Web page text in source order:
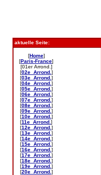
aktuelle Seite:
[Home]
[Paris-France]
[01er Arrond.]
[02e Arrond. ]
[03e Arrond. ]
[04e Arrond. ]
[05e Arrond. ]
[06e Arrond. ]
[07e Arrond. ]
[08e Arrond. ]
[09e Arrond. ]
[10e Arrond. ]
[11e Arrond. ]
[12e Arrond. ]
[13e Arrond. ]
[14e Arrond. ]
[15e Arrond. ]
[16e Arrond. ]
[17e Arrond. ]
[18e Arrond. ]
[19e Arrond. ]
[20e Arrond. ]